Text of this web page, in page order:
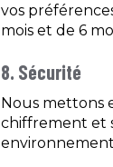
vos
mois et de 6
8. Sécurité
Nous mettons
chiffrement et